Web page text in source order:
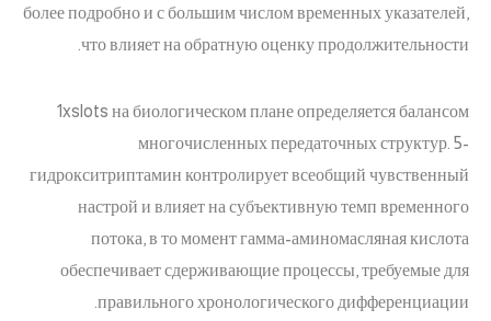
более подробно и с большим числом временных указателей,
что влияет на обратную оценку продолжительности.
1xslots на биологическом плане определяется балансом
многочисленных передаточных структур. 5-
гидрокситриптамин контролирует всеобщий чувственный
настрой и влияет на субъективную темп временного
потока, в то момент гамма-аминомасляная кислота
обеспечивает сдерживающие процессы, требуемые для
правильного хронологического дифференциации.